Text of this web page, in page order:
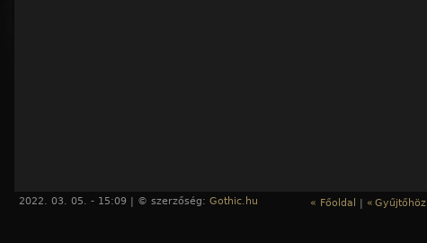
2022. 03. 05. - 15:09 | © szerzőség: Gothic.hu « Főoldal | « Gyűjtőhöz